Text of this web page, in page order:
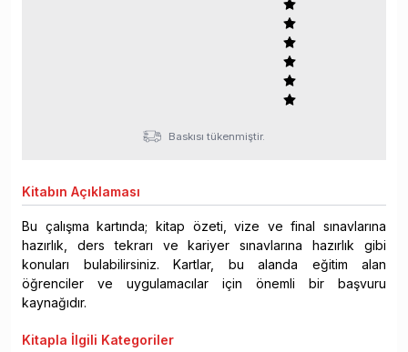
Baskısı tükenmiştir.
Kitabın Açıklaması
Bu çalışma kartında; kitap özeti, vize ve final sınavlarına
hazırlık, ders tekrarı ve kariyer sınavlarına hazırlık gibi
konuları bulabilirsiniz. Kartlar, bu alanda eğitim alan
öğrenciler ve uygulamacılar için önemli bir başvuru
kaynağıdır.
Kitapla İlgili Kategoriler